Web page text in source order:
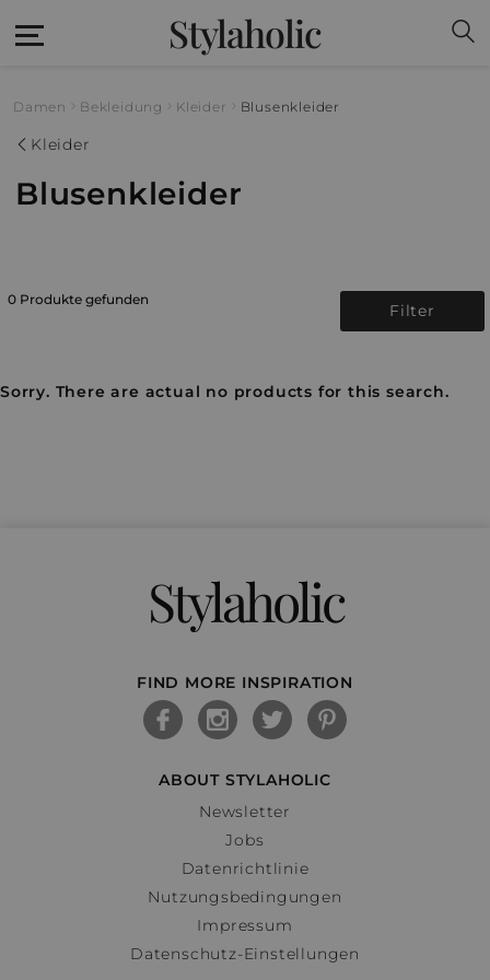
Stylaholic
Damen Bekleidung Kleider Blusenkleider
Kleider
Blusenkleider
0 Produkte gefunden
Filter
Sorry. There are actual no products for this search.
Stylaholic
FIND MORE INSPIRATION
ABOUT STYLAHOLIC
Newsletter
Jobs
Datenrichtlinie
Nutzungsbedingungen
Impressum
Datenschutz-Einstellungen